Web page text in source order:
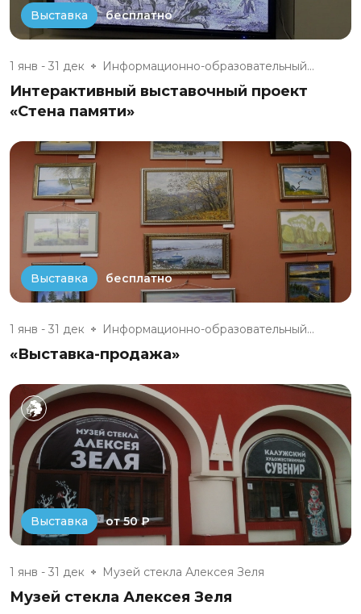
Выставка бесплатно
1 янв - 31 дек Информационно-образовательный...
Интерактивный выставочный проект
«Стена памяти»
Выставка бесплатно
1 янв - 31 дек Информационно-образовательный...
«Выставка-продажа»
Выставка от 50 ₽
1 янв - 31 дек Музей стекла Алексея Зеля
Музей стекла Алексея Зеля